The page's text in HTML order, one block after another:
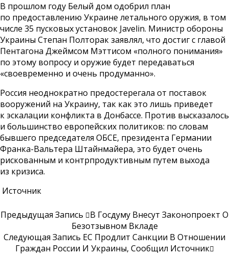
В прошлом году Белый дом одобрил план
по предоставлению Украине летального оружия, в том
числе 35 пусковых установок Javelin. Министр обороны
Украины Степан Полторак заявлял, что достиг с главой
Пентагона Джеймсом Мэттисом «полного понимания»
по этому вопросу и оружие будет передаваться
«своевременно и очень продуманно».
Россия неоднократно предостерегала от поставок
вооружений на Украину, так как это лишь приведет
к эскалации конфликта в Донбассе. Против высказалось
и большинство европейских политиков: по словам
бывшего председателя ОБСЕ, президента Германии
Франка-Вальтера Штайнмайера, это будет очень
рискованным и контрпродуктивным путем выхода
из кризиса.
Источник
Предыдущая Запись
В Госдуму Внесут Законопроект О
Безотзывном Вкладе
Следующая Запись ЕС Продлит Санкции В Отношении
Граждан России И Украины, Сообщил Источник